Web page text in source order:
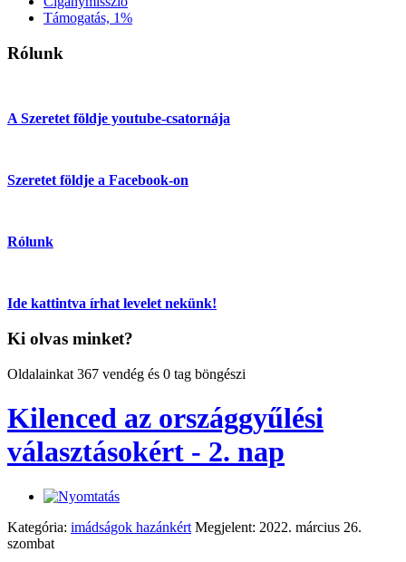
Támogatás, 1%
Rólunk
A Szeretet földje youtube-csatornája
Szeretet földje a Facebook-on
Rólunk
Ide kattintva írhat levelet nekünk!
Ki olvas minket?
Oldalainkat 367 vendég és 0 tag böngészi
Kilenced az országgyűlési
választásokért - 2. nap
Kategória: imádságok hazánkért Megjelent: 2022. március 26.
szombat